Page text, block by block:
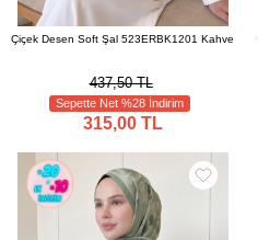
Çiçek Desen Soft Şal 523ERBK1201 Kahve
437,50 TL
Sepette Net %28 İndirim
315,00 TL